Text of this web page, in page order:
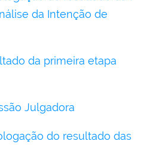
da Intenção de
da primeira etapa
Julgadora
do resultado das